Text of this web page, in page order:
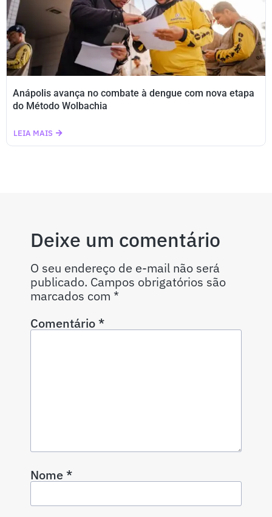
Anápolis avança no combate à dengue com nova etapa
do Método Wolbachia
LEIA MAIS
Deixe um comentário
O seu endereço de e-mail não será
publicado. Campos obrigatórios são
marcados com *
Comentário*
Nome*